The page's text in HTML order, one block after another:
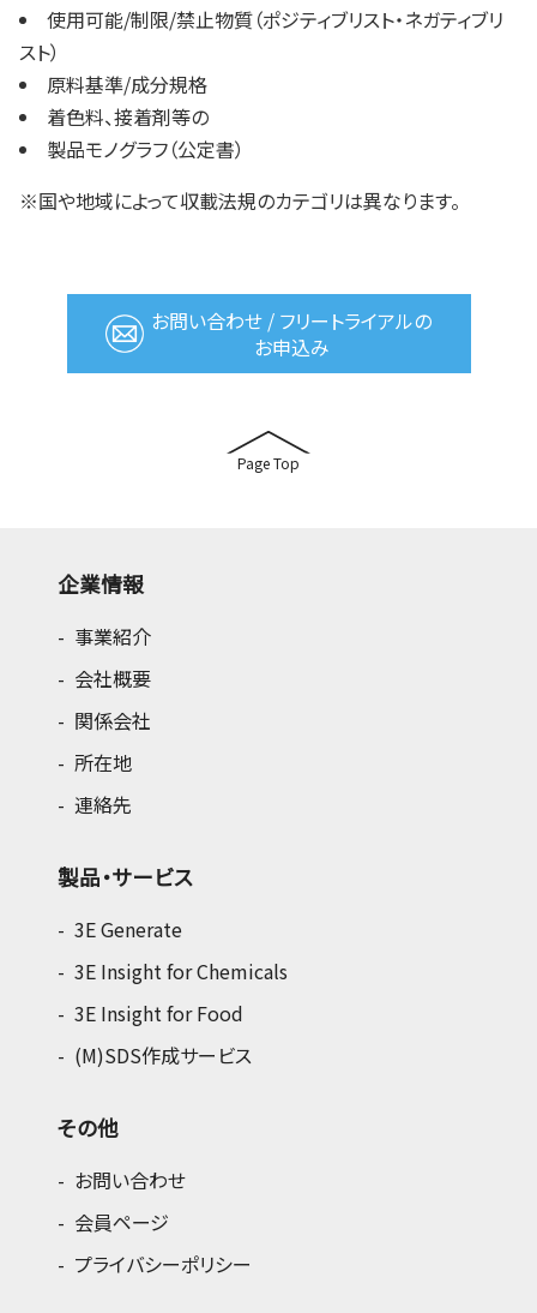
使用可能/制限/禁止物質（ポジティブリスト・ネガティブリ
スト）
原料基準/成分規格
着色料、接着剤等の
製品モノグラフ（公定書）
※国や地域によって収載法規のカテゴリは異なります。
お問い合わせ / フリートライアルの
お申込み
Page Top
企業情報
事業紹介
会社概要
関係会社
所在地
連絡先
製品・サービス
3E Generate
3E Insight for Chemicals
3E Insight for Food
(M)SDS作成サービス
その他
お問い合わせ
会員ページ
プライバシーポリシー